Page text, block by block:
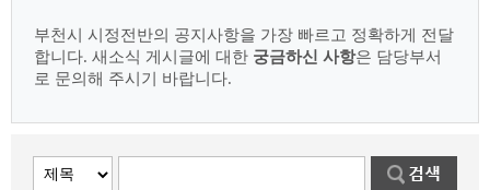
부천시 시정전반의 공지사항을 가장 빠르고 정확하게 전달
합니다. 새소식 게시글에 대한 궁금하신 사항은 담당부서
로 문의해 주시기 바랍니다.